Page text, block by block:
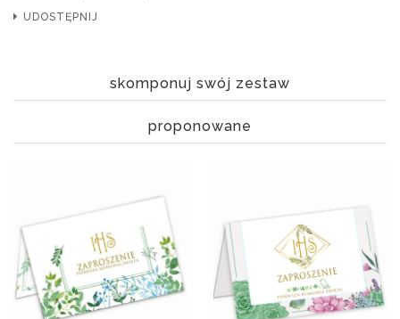
UDOSTĘPNIJ
skomponuj swój zestaw
proponowane